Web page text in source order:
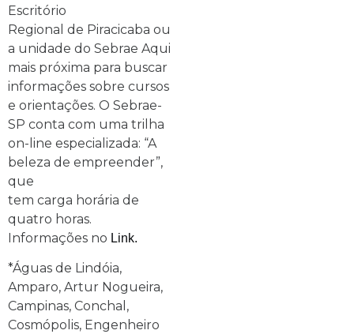
Escritório
Regional de Piracicaba ou
a unidade do Sebrae Aqui
mais próxima para buscar
informações sobre cursos
e orientações. O Sebrae-
SP conta com uma trilha
on-line especializada: “A
beleza de empreender”,
que
tem carga horária de
quatro horas.
Informações no Link.
*Águas de Lindóia,
Amparo, Artur Nogueira,
Campinas, Conchal,
Cosmópolis, Engenheiro